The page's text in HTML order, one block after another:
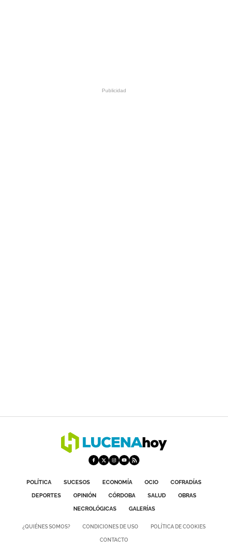
POLÍTICA SUCESOS ECONOMÍA OCIO
COFRADÍAS
DEPORTES
OPINIÓN CÓRDOBA SALUD
OBRAS
NECROLÓGICAS
GALERÍAS
¿QUIÉNES SOMOS? CONDICIONES DE USO POLÍTICA DE COOKIES
CONTACTO